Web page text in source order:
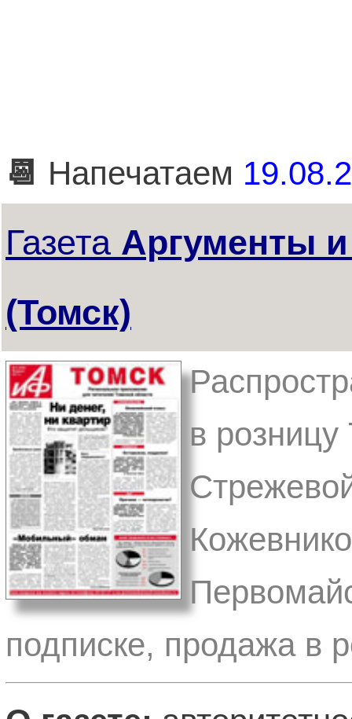
📆 Напечатаем
Газета Аргументы
(Томск)
в
подписке, продажа в